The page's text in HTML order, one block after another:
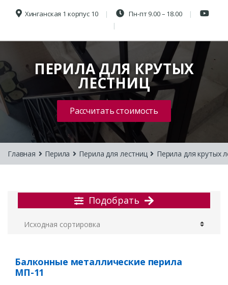
Хинганская 1 корпус 10 Пн-пт 9.00 – 18.00
ПЕРИЛА ДЛЯ КРУТЫХ
ЛЕСТНИЦ
Рассчитать стоимость
Главная Перила Перила для лестниц Перила для крутых
Подобрать
Балконные металлические перила
МП-11